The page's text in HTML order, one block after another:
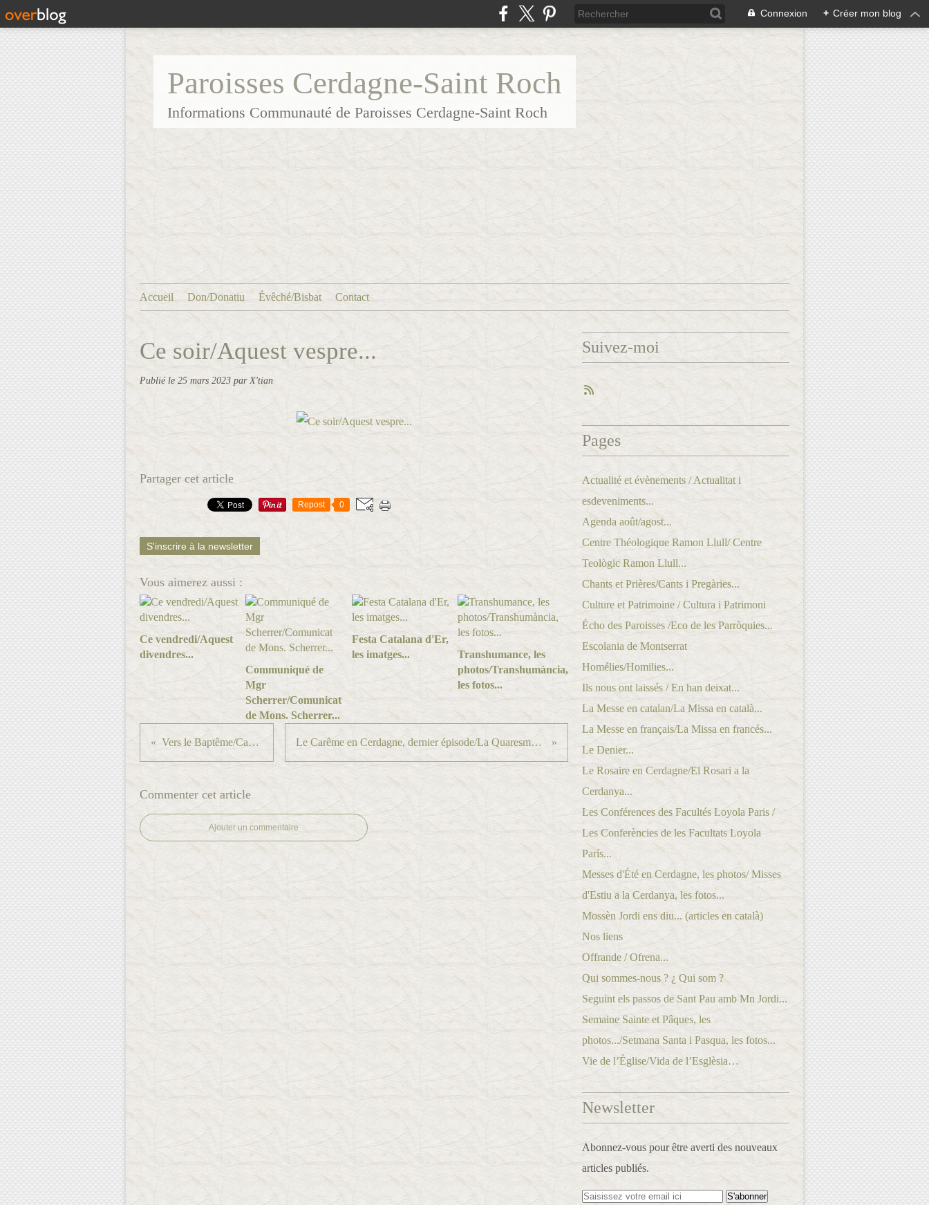
Connexion + Créer mon blog
Paroisses Cerdagne-Saint Roch
Informations Communauté de Paroisses Cerdagne-Saint Roch
Accueil Don/Donatiu Évêché/Bisbat Contact
Ce soir/Aquest vespre...
Publié le 25 mars 2023 par X'tian
Partager cet article
Repost 0
S'inscrire à la newsletter
Vous aimerez aussi :
Ce vendredi/Aquest
divendres...
Communiqué de
Mgr
Scherrer/Comunicat
de Mons. Scherrer...
Festa Catalana d'Er,
les imatges...
Transhumance, les
photos/Transhumància,
les fotos...
Vers le Baptême/Cap el Baptisme... Le Carême en Cerdagne, dernier épisode/La Quaresma a la Cerdanya, darrer episodi...
Commenter cet article
Ajouter un commentaire
Suivez-moi
Pages
Actualité et évènements / Actualitat i
esdeveniments...
Agenda août/agost...
Centre Théologique Ramon Llull/ Centre
Teològic Ramon Llull...
Chants et Prières/Cants i Pregàries...
Culture et Patrimoine / Cultura i Patrimoni
Écho des Paroisses /Eco de les Parròquies...
Escolania de Montserrat
Homélies/Homilies...
Ils nous ont laissés / En han deixat...
La Messe en catalan/La Missa en català...
La Messe en français/La Missa en francés...
Le Denier...
Le Rosaire en Cerdagne/El Rosari a la
Cerdanya...
Les Conférences des Facultés Loyola Paris /
Les Conferències de les Facultats Loyola
París...
Messes d'Été en Cerdagne, les photos/ Misses
d'Estiu a la Cerdanya, les fotos...
Mossèn Jordi ens diu... (articles en català)
Nos liens
Offrande / Ofrena...
Qui sommes-nous ? ¿ Qui som ?
Seguint els passos de Sant Pau amb Mn Jordi...
Semaine Sainte et Pâques, les
photos.../Setmana Santa i Pasqua, les fotos...
Vie de l’Église/Vida de l’Esglèsia…
Newsletter
Abonnez-vous pour être averti des nouveaux
articles publiés.